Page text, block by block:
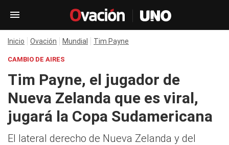
Inicio Ovación Mundial Tim Payne
CAMBIO DE AIRES
Tim Payne, el jugador de
Nueva Zelanda que es viral,
jugará la Copa Sudamericana
El lateral derecho de Nueva Zelanda y del